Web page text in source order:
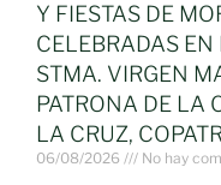
Y FIESTAS DE
CELEBRADAS
STMA. VIRGEN
PATRONA DE LA
LA CRUZ,
06/08/2026 No hay